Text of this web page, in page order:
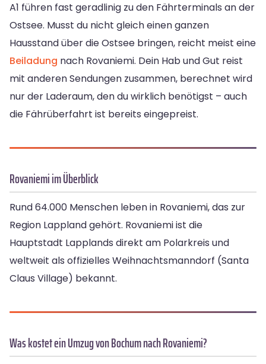
A1 führen fast geradlinig zu den Fährterminals an der
Ostsee. Musst du nicht gleich einen ganzen
Hausstand über die Ostsee bringen, reicht meist eine
Beiladung nach Rovaniemi. Dein Hab und Gut reist
mit anderen Sendungen zusammen, berechnet wird
nur der Laderaum, den du wirklich benötigst – auch
die Fährüberfahrt ist bereits eingepreist.
Rovaniemi im Überblick
Rund 64.000 Menschen leben in Rovaniemi, das zur
Region Lappland gehört. Rovaniemi ist die
Hauptstadt Lapplands direkt am Polarkreis und
weltweit als offizielles Weihnachtsmanndorf (Santa
Claus Village) bekannt.
Was kostet ein Umzug von Bochum nach Rovaniemi?